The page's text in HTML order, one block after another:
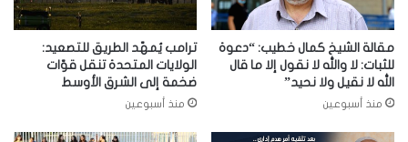
مقالة الشيخ كمال خطيب: “دعوة
للثبات: لا والله لا نقول إلا ما قال
الله لا نقيل ولا نحيد”
منذ أسبوعين
ترامب يُمهّد الطريق للتصعيد:
الولايات المتحدة تنقل قوّات
ضخمة إلى الشرق الأوسط
منذ أسبوعين